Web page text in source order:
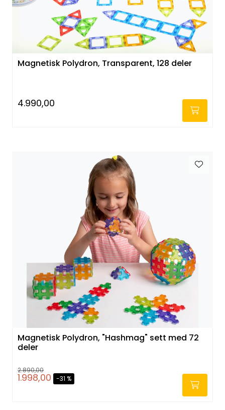
Magnetisk Polydron, Transparent, 128 deler
4.990,00
Magnetisk Polydron, "Hashmag" sett med 72
deler
2.890,00
1.998,00 -31 %